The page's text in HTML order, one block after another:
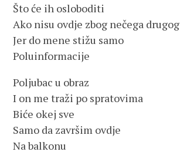
Što će ih osloboditi
Ako nisu ovdje zbog nečega drugog
Jer do mene stižu samo
Poluinformacije
Poljubac u obraz
I on me traži po spratovima
Biće okej sve
Samo da završim ovdje
Na balkonu